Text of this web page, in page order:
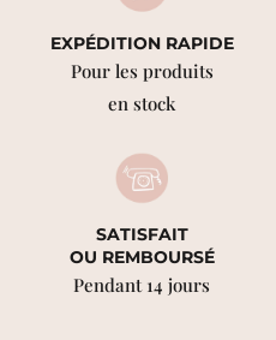
EXPÉDITION RAPIDE
Pour les produits
en stock
SATISFAIT
OU REMBOURSÉ
Pendant 14 jours